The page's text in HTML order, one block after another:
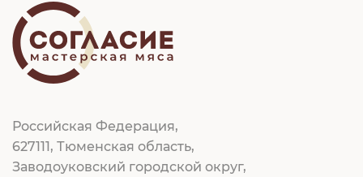
Российская Федерация,
627111, Тюменская область,
Заводоуковский городской округ,